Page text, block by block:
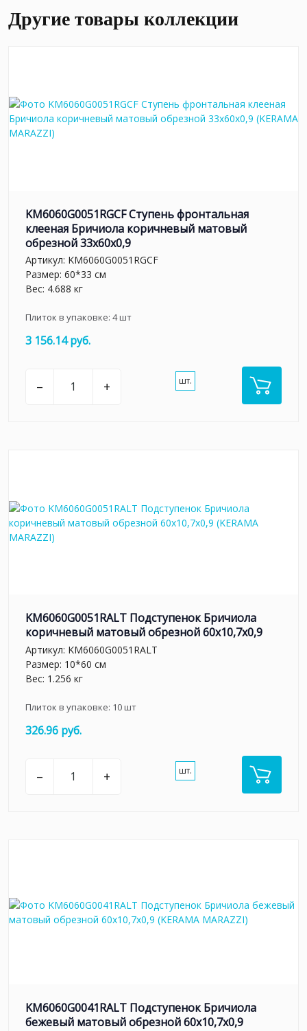
Другие товары коллекции
KM6060G0051RGCF Ступень фронтальная
клееная Бричиола коричневый матовый
обрезной 33x60x0,9
Артикул: KM6060G0051RGCF
Размер: 60*33 см
Вес: 4.688 кг
Плиток в упаковке: 4шт
3 156.14 руб.
– + шт.
KM6060G0051RALT Подступенок Бричиола
коричневый матовый обрезной 60x10,7x0,9
Артикул: KM6060G0051RALT
Размер: 10*60 см
Вес: 1.256 кг
Плиток в упаковке: 10шт
326.96 руб.
– + шт.
KM6060G0041RALT Подступенок Бричиола
бежевый матовый обрезной 60x10,7x0,9